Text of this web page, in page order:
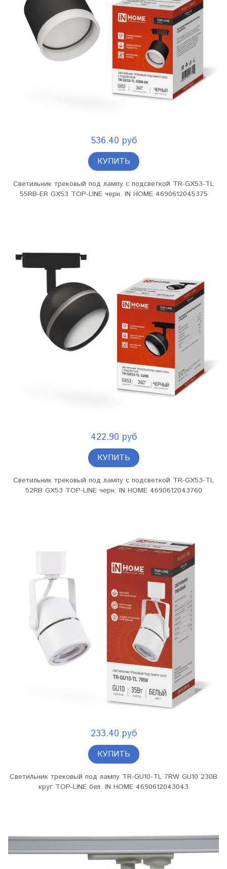
536.40 руб
КУПИТЬ
Светильник трековый под лампу с подсветкой TR-GX53-TL
55RB-ER GX53 TOP-LINE черн. IN HOME 4690612045375
422.90 руб
КУПИТЬ
Светильник трековый под лампу с подсветкой TR-GX53-TL
52RB GX53 TOP-LINE черн. IN HOME 4690612043760
233.40 руб
КУПИТЬ
Светильник трековый под лампу TR-GU10-TL 7RW GU10 230В
круг TOP-LINE бел. IN HOME 4690612043043